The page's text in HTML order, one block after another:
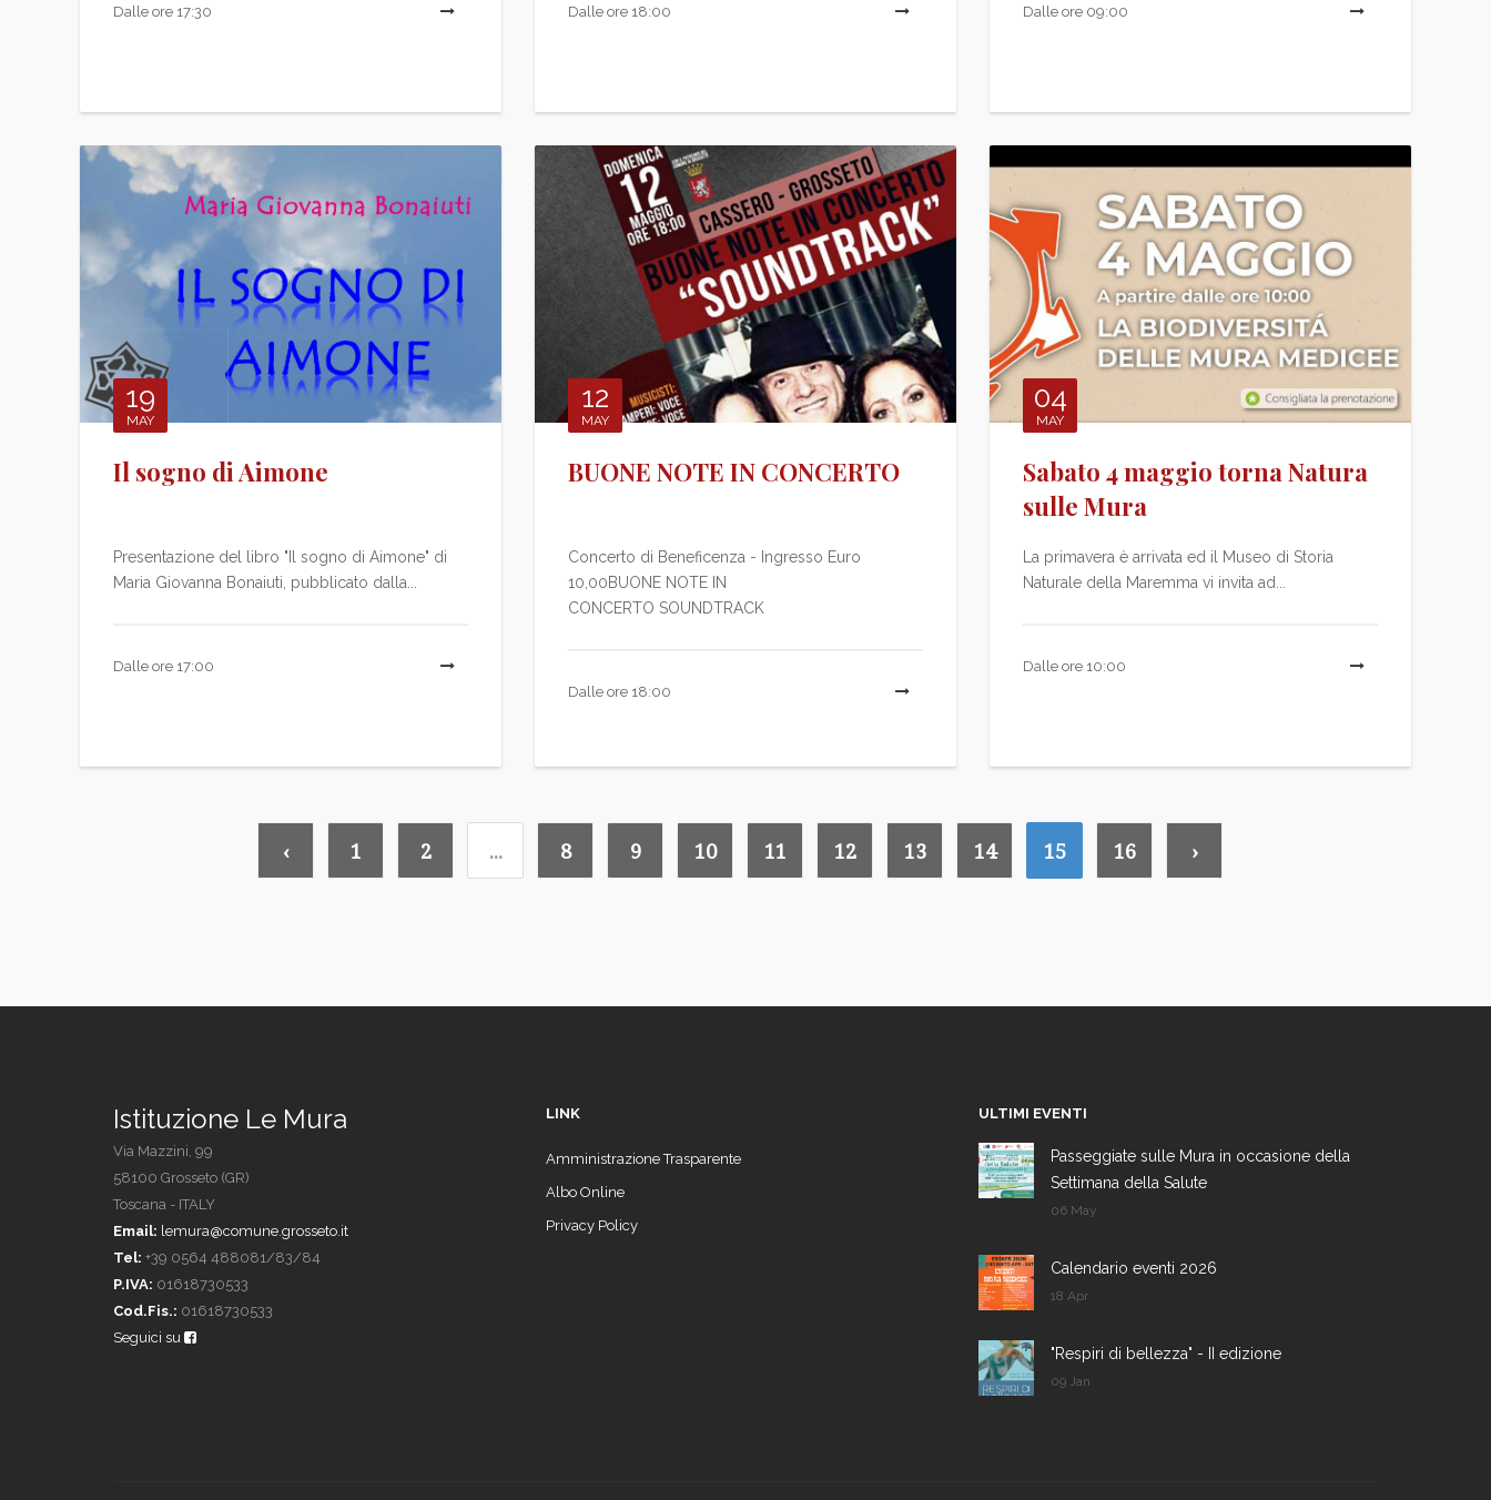
Dalle ore 17:30 LEGGI TUTTODalle ore 18:00 LEGGI TUTTODalle ore 09:00
19
MAY
Il sogno di Aimone
Presentazione del libro "Il sogno di Aimone" di
Maria Giovanna Bonaiuti, pubblicato dalla...
Dalle ore 17:00
12
MAY
BUONE NOTE IN CONCERTO
Concerto di Beneficenza - Ingresso Euro
10,00BUONE NOTE IN
CONCERTO SOUNDTRACK
Dalle ore 18:00
04
MAY
Sabato 4 maggio torna Natura
sulle Mura
La primavera è arrivata ed il Museo di Storia
Naturale della Maremma vi invita ad...
Dalle ore 10:00
‹ 1 2 ... 8 9 10 11 12 13 14 15 16 ›
Istituzione Le Mura
Via Mazzini, 99
58100 Grosseto (GR)
Toscana - ITALY
Email: lemura@comune.grosseto.it
Tel: +39 0564 488081/83/84
P.IVA: 01618730533
Cod.Fis.: 01618730533
Seguici su
LINK
Amministrazione Trasparente
Albo Online
Privacy Policy
ULTIMI EVENTI
Passeggiate sulle Mura in occasione della
Settimana della Salute
06 May
Calendario eventi 2026
18 Apr
"Respiri di bellezza" - II edizione
09 Jan